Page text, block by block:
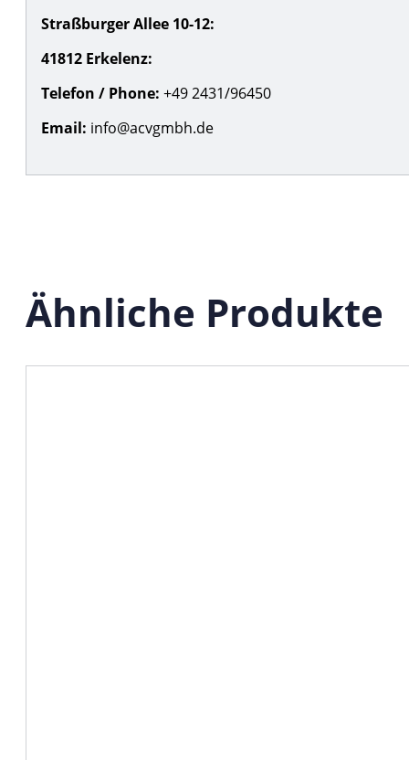
Straßburger Allee 10-12:
41812 Erkelenz:
Telefon / Phone: +49 2431/96450
Email: info@acvgmbh.de
Ähnliche Produkte